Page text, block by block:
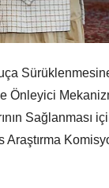
Önleyici
Sağlanması
Araştırma